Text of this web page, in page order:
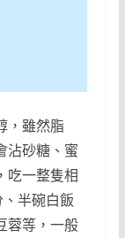
，雖然脂
沾砂糖、蜜
吃一整隻相
半碗白飯
蓉等，一般